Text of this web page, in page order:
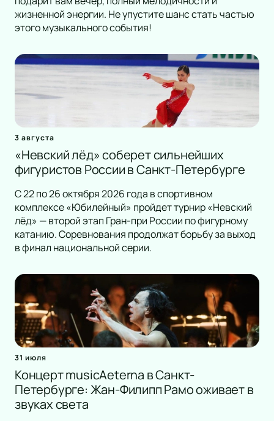
жизненной энергии. Не упустите шанс стать частью
этого музыкального события!
3 августа
«Невский лёд» соберет сильнейших
фигуристов России в Санкт-Петербурге
С 22 по 26 октября 2026 года в спортивном
комплексе «Юбилейный» пройдет турнир «Невский
лёд» — второй этап Гран-при России по фигурному
катанию. Соревнования продолжат борьбу за выход
в финал национальной серии.
31 июля
Концерт musicAeterna в Санкт-
Петербурге: Жан-Филипп Рамо оживает в
звуках света